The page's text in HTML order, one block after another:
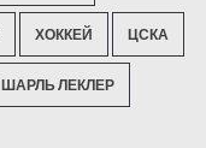
ХОККЕЙ ЦСКА
ШАРЛЬ ЛЕКЛЕР